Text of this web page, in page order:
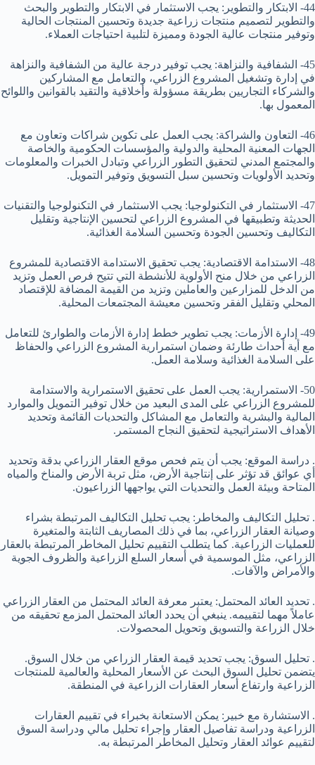
44- الابتكار والتطوير: يجب الاستثمار في الابتكار والتطوير والبحث
والتطوير لتصميم منتجات زراعية جديدة وتحسين المنتجات الحالية
وتوفير منتجات عالية الجودة ومميزة لتلبية احتياجات العملاء.
45- الشفافية والنزاهة: يجب توفير درجة عالية من الشفافية والنزاهة
في إدارة وتشغيل المشروع الزراعي، والتعامل مع المشاركين
والشركاء التجاريين بطريقة مسؤولة وأخلاقية والتقيد بالقوانين واللوائح
المعمول بها.
46- التعاون والشراكة: يجب العمل على تكوين شراكات وتعاون مع
الجهات المعنية المحلية والدولية والمؤسسات الحكومية والخاصة
والمجتمع المدني لتحقيق التطور الزراعي وتبادل الخبرات والمعلومات
وتحديد الأولويات وتحسين سبل التسويق وتوفير التمويل.
47- الاستثمار في التكنولوجيا: يجب الاستثمار في التكنولوجيا والتقنيات
الحديثة وتطبيقها في المشروع الزراعي لتحسين الإنتاجية وتقليل
التكاليف وتحسين الجودة وتحسين السلامة الغذائية.
48- الاستدامة الاقتصادية: يجب تحقيق الاستدامة الاقتصادية للمشروع
الزراعي من خلال منح الأولوية للأنشطة التي تتيح فرص العمل وتزيد
من الدخل للمزارعين والعاملين وتزيد من القيمة المضافة للإقتصاد
المحلي وتقليل الفقر وتحسين معيشة المجتمعات المحلية.
49- إدارة الأزمات: يجب تطوير خطط إدارة الأزمات والطوارئ للتعامل
مع أية أحداث طارئة وضمان استمرارية المشروع الزراعي والحفاظ
على السلامة الغذائية وسلامة العمل.
50- الاستمرارية: يجب العمل على تحقيق الاستمرارية والاستدامة
للمشروع الزراعي على المدى البعيد من خلال توفير التمويل والموارد
المالية والبشرية والتعامل مع المشاكل والتحديات القائمة وتحديد
الأهداف الاستراتيجية لتحقيق النجاح المستمر.
. دراسة الموقع: يجب أن يتم فحص موقع العقار الزراعي بدقة وتحديد
أي عوائق قد تؤثر على إنتاجية الأرض، مثل تربة الأرض والمناخ والمياه
المتاحة وبيئة العمل والتحديات التي يواجهها الزراعيون.
. تحليل التكاليف والمخاطر: يجب تحليل التكاليف المرتبطة بشراء
وصيانة العقار الزراعي، بما في ذلك المصاريف الثابتة والمتغيرة
للعمليات الزراعية. كما يتطلب التقييم تحليل المخاطر المرتبطة بالعقار
الزراعي، مثل الموسمية في أسعار السلع الزراعية والظروف الجوية
والأمراض والآفات.
. تحديد العائد المحتمل: يعتبر معرفة العائد المحتمل من العقار الزراعي
عاملاً مهما لتقييمه. ينبغي أن يحدد العائد المحتمل المزمع تحقيقه من
خلال الزراعة والتسويق وتحويل المحصولات.
. تحليل السوق: يجب تحديد قيمة العقار الزراعي من خلال السوق.
يتضمن تحليل السوق البحث عن الأسعار المحلية والعالمية للمنتجات
الزراعية وارتفاع أسعار العقارات الزراعية في المنطقة.
. الاستشارة مع خبير: يمكن الاستعانة بخبراء في تقييم العقارات
الزراعية ودراسة تفاصيل العقار وإجراء تحليل مالي ودراسة السوق
لتقييم عوائد العقار وتحليل المخاطر المرتبطة به.